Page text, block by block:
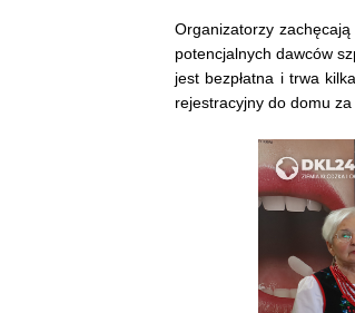
Organizatorzy
potencjalnych dawców
jest bezpłatna i trwa
rejestracyjny do domu